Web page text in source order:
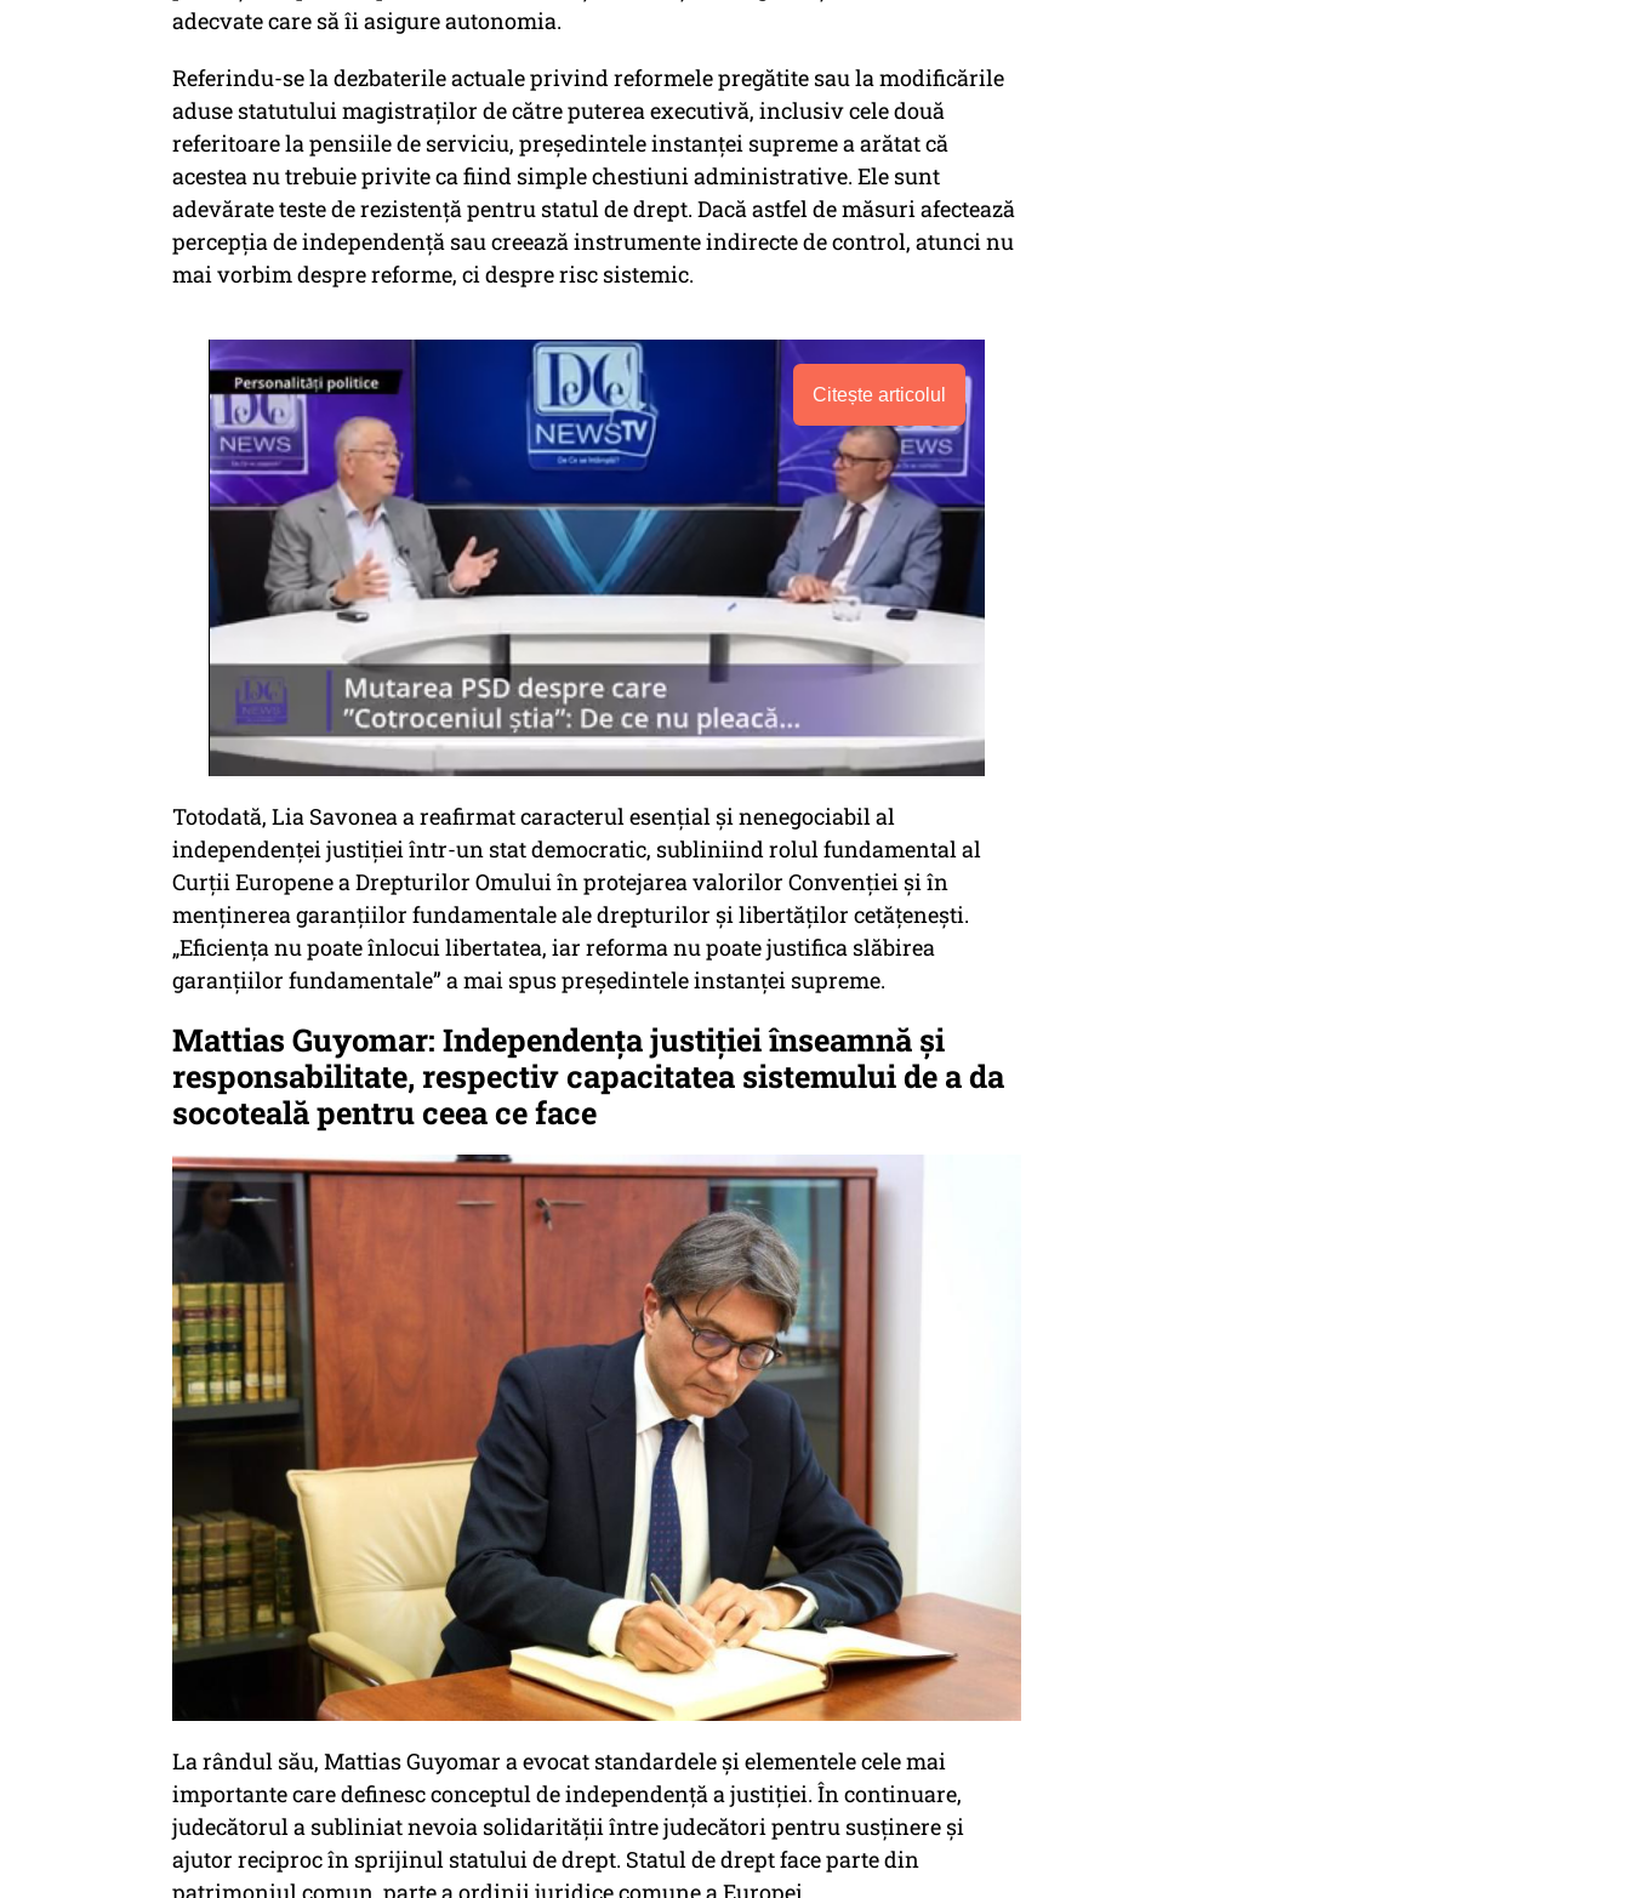
adecvate care să îi asigure autonomia.
Referindu-se la dezbaterile actuale privind reformele pregătite sau la modificările
aduse statutului magistraţilor de către puterea executivă, inclusiv cele două
referitoare la pensiile de serviciu, președintele instanței supreme a arătat că
acestea nu trebuie privite ca fiind simple chestiuni administrative. Ele sunt
adevărate teste de rezistență pentru statul de drept. Dacă astfel de măsuri afectează
percepția de independență sau creează instrumente indirecte de control, atunci nu
mai vorbim despre reforme, ci despre risc sistemic.
Citește articolul
Totodată, Lia Savonea a reafirmat caracterul esențial și nenegociabil al
independenței justiției într-un stat democratic, subliniind rolul fundamental al
Curții Europene a Drepturilor Omului în protejarea valorilor Convenției și în
menținerea garanțiilor fundamentale ale drepturilor și libertăților cetățenești.
„Eficiența nu poate înlocui libertatea, iar reforma nu poate justifica slăbirea
garanțiilor fundamentale” a mai spus preşedintele instanţei supreme.
Mattias Guyomar: Independența justiției înseamnă și
responsabilitate, respectiv capacitatea sistemului de a da
socoteală pentru ceea ce face
La rândul său, Mattias Guyomar a evocat standardele și elementele cele mai
importante care definesc conceptul de independență a justiției. În continuare,
judecătorul a subliniat nevoia solidarității între judecători pentru susținere și
ajutor reciproc în sprijinul statului de drept. Statul de drept face parte din
patrimoniul comun, parte a ordinii juridice comune a Europei.